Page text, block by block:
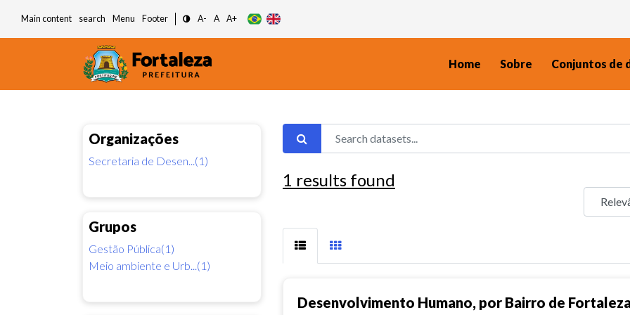
Main content search Menu Footer A- A A+
Home Sobre Conjuntos de
Organizações
Secretaria de Desen...(1)
Grupos
Gestão Pública(1)
Meio ambiente e Urb...(1)
1 results found
Desenvolvimento Humano, por Bairro de